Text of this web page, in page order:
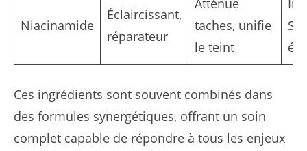
Niacinamide
Éclaircissant,
réparateur
Atténue
taches, unifie
le teint
Ces ingrédients sont souvent combinés dans
des formules synergétiques, offrant un soin
complet capable de répondre à tous les enjeux